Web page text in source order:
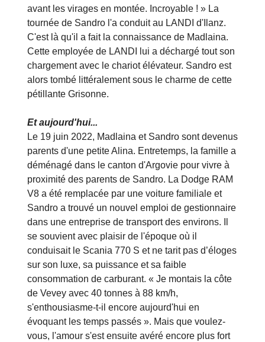
avant les virages en montée. Incroyable ! » La
tournée de Sandro l'a conduit au LANDI d'Ilanz.
C'est là qu'il a fait la connaissance de Madlaina.
Cette employée de LANDI lui a déchargé tout son
chargement avec le chariot élévateur. Sandro est
alors tombé littéralement sous le charme de cette
pétillante Grisonne.
Et aujourd'hui...
Le 19 juin 2022, Madlaina et Sandro sont devenus
parents d'une petite Alina. Entretemps, la famille a
déménagé dans le canton d'Argovie pour vivre à
proximité des parents de Sandro. La Dodge RAM
V8 a été remplacée par une voiture familiale et
Sandro a trouvé un nouvel emploi de gestionnaire
dans une entreprise de transport des environs. Il
se souvient avec plaisir de l'époque où il
conduisait le Scania 770 S et ne tarit pas d’éloges
sur son luxe, sa puissance et sa faible
consommation de carburant. « Je montais la côte
de Vevey avec 40 tonnes à 88 km/h,
s'enthousiasme-t-il encore aujourd'hui en
évoquant les temps passés ». Mais que voulez-
vous, l'amour s'est ensuite avéré encore plus fort